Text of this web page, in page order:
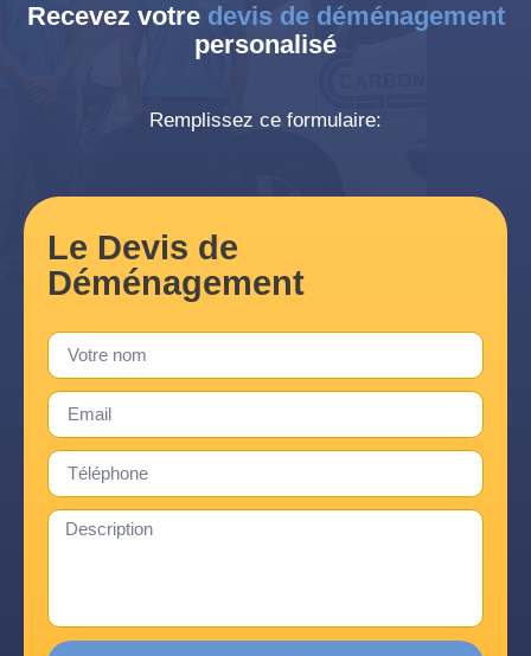
Recevez votre devis de déménagement
personalisé
Remplissez ce formulaire:
Le Devis de
Déménagement